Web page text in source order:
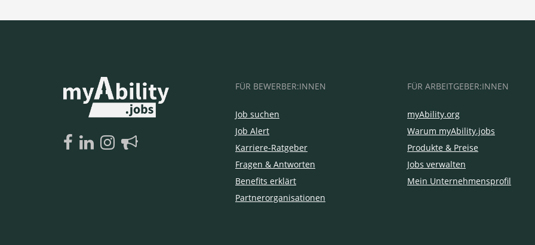
FÜR BEWERBER:INNEN
Job suchen
Job Alert
Karriere-Ratgeber
Fragen & Antworten
Benefits erklärt
Partnerorganisationen
FÜR ARBEITGEBER:INNEN
myAbility.org
Warum myAbility.jobs
Produkte & Preise
Jobs verwalten
Mein Unternehmensprofil